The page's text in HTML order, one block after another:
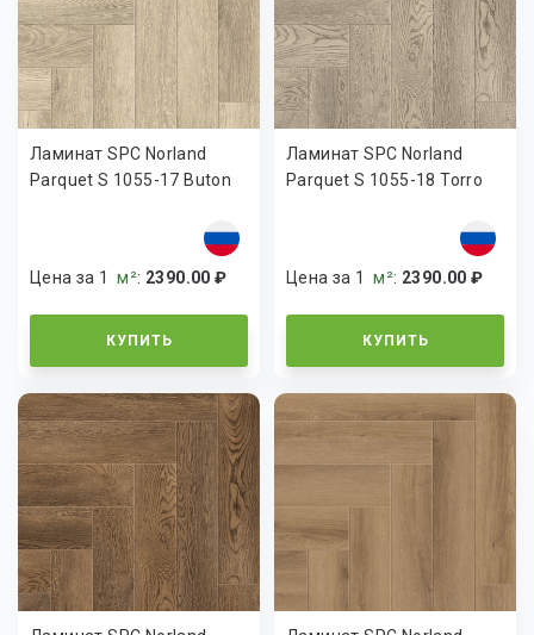
Ламинат SPC Norland
Parquet S 1055-17 Buton
Цена за 1м²: 2390.00 ₽
КУПИТЬ
Ламинат SPC Norland
Parquet S 1055-18 Torro
Цена за 1м²: 2390.00 ₽
КУПИТЬ